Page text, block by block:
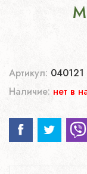
Артикул: 040121
Наличие: нет в